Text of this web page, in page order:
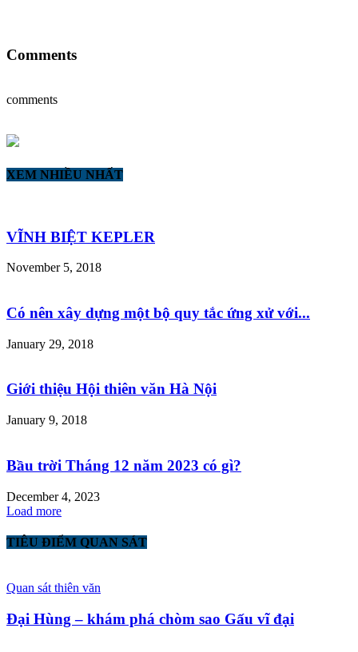
Comments
comments
XEM NHIỀU NHẤT
VĨNH BIỆT KEPLER
November 5, 2018
Có nên xây dựng một bộ quy tắc ứng xử với...
January 29, 2018
Giới thiệu Hội thiên văn Hà Nội
January 9, 2018
Bầu trời Tháng 12 năm 2023 có gì?
December 4, 2023
Load more
TIÊU ĐIỂM QUAN SÁT
Quan sát thiên văn
Đại Hùng – khám phá chòm sao Gấu vĩ đại